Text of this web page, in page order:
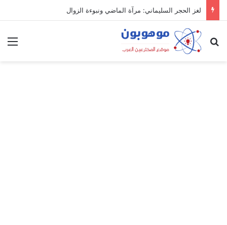
لغز الحجر السليماني: مرآة الماضي ونبوءة الزوال
بحث عن